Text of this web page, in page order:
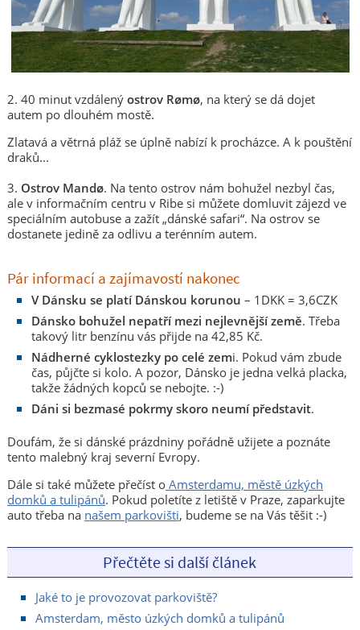
2. 40 minut vzdálený ostrov Rømø, na který se dá dojet
autem po dlouhém mostě.
Zlatavá a větrná pláž se úplně nabízí k procházce. A k pouštění
draků...
3. Ostrov Mandø. Na tento ostrov nám bohužel nezbyl čas,
ale v informačním centru v Ribe si můžete domluvit zájezd ve
speciálním autobuse a zažít „dánské safari“. Na ostrov se
dostanete jedině za odlivu a terénním autem.
Pár informací a zajímavostí nakonec
V Dánsku se platí Dánskou korunou – 1DKK = 3,6CZK
Dánsko bohužel nepatří mezi nejlevnější země. Třeba
takový litr benzínu vás přijde na 42,85 Kč.
Nádherné cyklostezky po celé zemi. Pokud vám zbude
čas, půjčte si kolo. A pozor, Dánsko je jedna velká placka,
takže žádných kopců se nebojte. :-)
Dáni si bezmasé pokrmy skoro neumí představit.
Doufám, že si dánské prázdniny pořádně užijete a poznáte
tento malebný kraj severní Evropy.
Dále si také můžete přečíst oAmsterdamu, městě úzkých
domků a tulipánů. Pokud poletíte z letiště v Praze, zaparkujte
auto třeba na našem parkovišti, budeme se na Vás těšit :-)
Přečtěte si další článek
Jaké to je provozovat parkoviště?
Amsterdam, město úzkých domků a tulipánů